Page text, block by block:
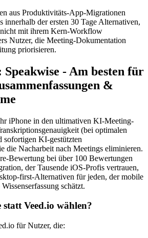
aus Produktivitäts-App-Migrationen
innerhalb der ersten 30 Tage Alternativen,
mit ihrem Kern-Workflow
Nutzer, die Meeting-Dokumentation
priorisieren.
- Am besten für
&
iPhone in den ultimativen KI-Meeting-
(bei optimalen
sofortigen KI-gestützten
die Nacharbeit nach Meetings eliminieren.
Bewertung bei über 100 Bewertungen
der Tausende iOS-Profis vertrauen,
first-Alternativen für jeden, der mobile
schätzt.
Veed.io wählen?
für Nutzer, die: